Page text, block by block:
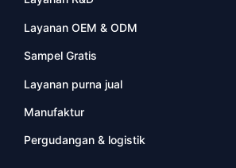
Layanan OEM & ODM
Sampel Gratis
Layanan purna jual
Manufaktur
Pergudangan & logistik